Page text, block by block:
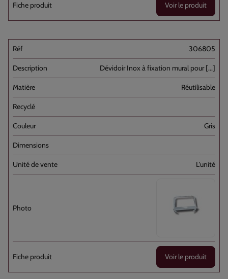
Voir le produit
306805
Dévidoir Inox à fixation mural pour [...]
Réutilisable
Gris
L'unité
Voir le produit